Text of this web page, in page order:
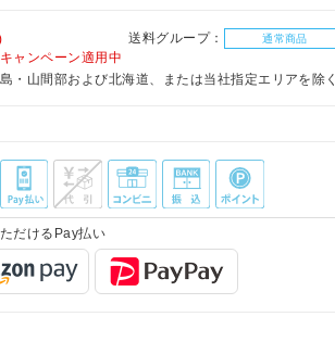
送料グループ： 通常商品
ャンペーン適用中
・山間部および北海道、または当社指定エリアを除く
だけるPay払い